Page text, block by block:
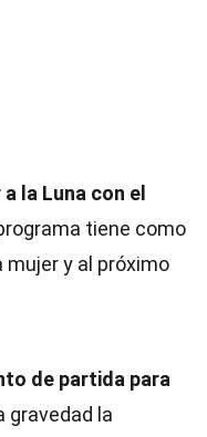
la Luna con el
tiene como
mujer y al próximo
de partida para
gravedad la